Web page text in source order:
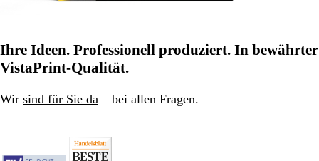
Ihre Ideen. Professionell produziert. In bewährter
VistaPrint-Qualität.
Wir sind für Sie da – bei allen Fragen.